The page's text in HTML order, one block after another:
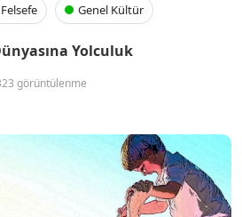
Felsefe Genel Kültür
Yolculuk
görüntülenme